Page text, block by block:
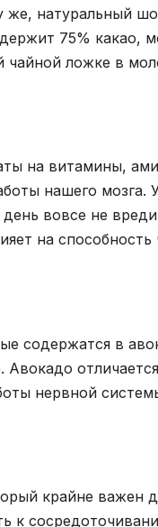
же, натуральный
75% какао,
чайной ложке в
на витамины,
нашего мозга.
вовсе не
на
содержатся в
Авокадо
нервной
крайне важен
к